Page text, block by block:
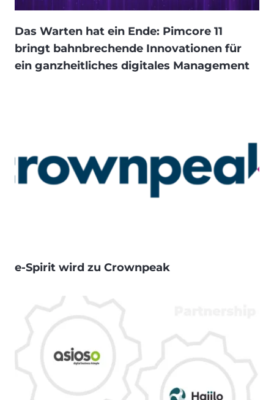
Das Warten hat ein Ende: Pimcore 11
bringt bahnbrechende Innovationen für
ein ganzheitliches digitales Management
e-Spirit wird zu Crownpeak